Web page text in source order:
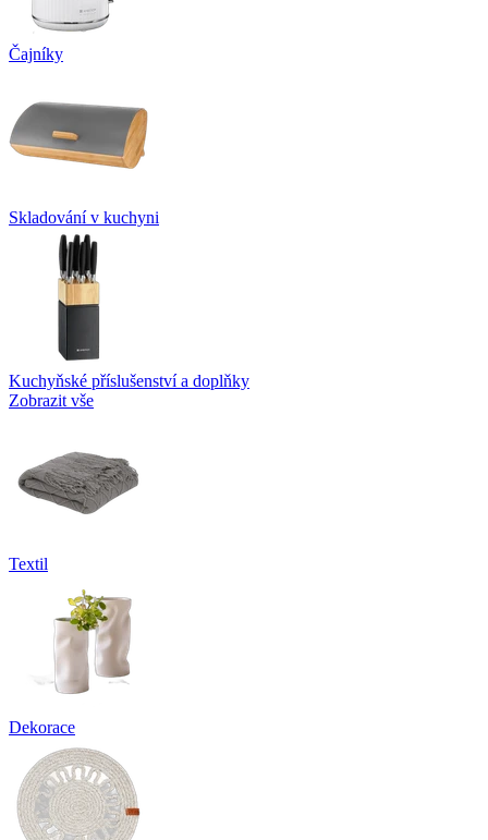
Čajníky
Skladování v kuchyni
Kuchyňské příslušenství a doplňky
Zobrazit vše
Textil
Dekorace